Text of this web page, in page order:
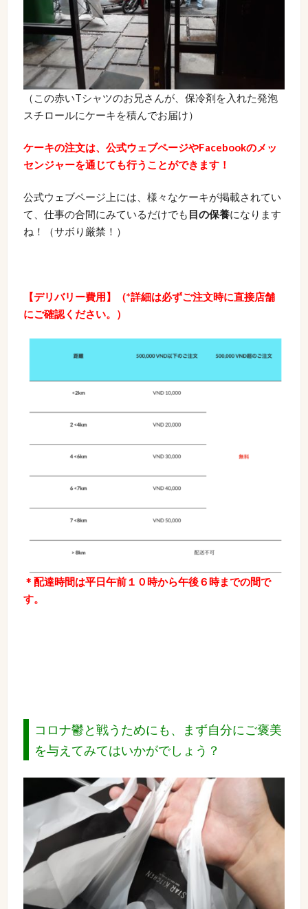
（この赤いTシャツのお兄さんが、保冷剤を入れた発泡
スチロールにケーキを積んでお届け）
ケーキの注文は、公式ウェブページやFacebookのメッ
センジャーを通じても行うことができます！
公式ウェブページ上には、様々なケーキが掲載されてい
て、仕事の合間にみているだけでも 目の保養になります
ね！（サボり厳禁！）
【デリバリー費用】（*詳細は必ずご注文時に直接店舗
にご確認ください。）
＊配達時間は平日午前１０時から午後６時までの間で
す。
コロナ鬱と戦うためにも、まず自分にご褒美
を与えてみてはいかがでしょう？